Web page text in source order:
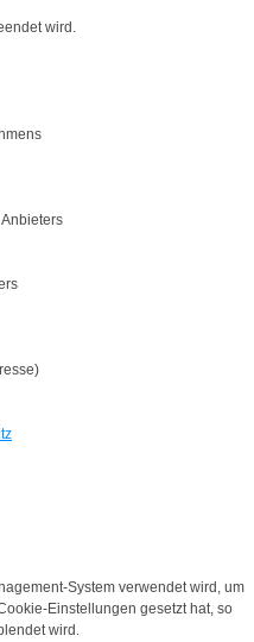
wird.
System verwendet wird, um
Einstellungen gesetzt hat, so
wird.